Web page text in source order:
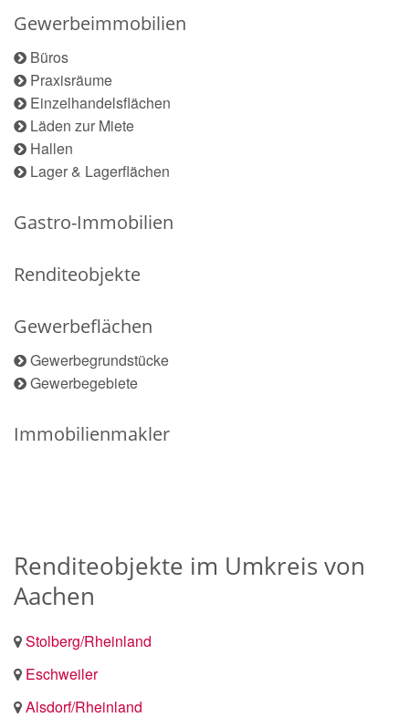
Gewerbeimmobilien
Büros
Praxisräume
Einzelhandelsflächen
Läden zur Miete
Hallen
Lager & Lagerflächen
Gastro-Immobilien
Renditeobjekte
Gewerbeflächen
Gewerbegrundstücke
Gewerbegebiete
Immobilienmakler
Renditeobjekte im Umkreis von
Aachen
Stolberg/Rheinland
Eschweiler
Alsdorf/Rheinland